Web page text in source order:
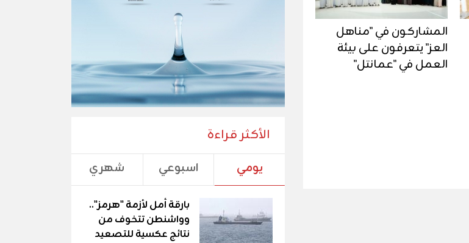
المشاركون في "مناهل
العز" يتعرفون على بيئة
العمل في "عمانتل"
الأكثر قراءة
يومي اسبوعي شهري
بارقة أمل لأزمة "هرمز"..
وواشنطن تتخوف من
نتائج عكسية للتصعيد